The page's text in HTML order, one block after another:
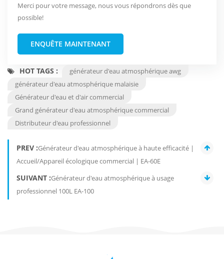
Merci pour votre message, nous vous répondrons dès que
possible!
ENQUÊTE MAINTENANT
HOT TAGS :
générateur d'eau atmosphérique awg
générateur d'eau atmosphérique malaisie
Générateur d'eau et d'air commercial
Grand générateur d'eau atmosphérique commercial
Distributeur d'eau professionnel
PREV :Générateur d'eau atmosphérique à haute efficacité |
Accueil/Appareil écologique commercial | EA-60E
SUIVANT :Générateur d'eau atmosphérique à usage
professionnel 100L EA-100